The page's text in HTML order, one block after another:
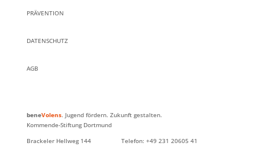
PRÄVENTION
DATENSCHUTZ
AGB
beneVolens. Jugend fördern. Zukunft gestalten.
Kommende-Stiftung Dortmund
Brackeler Hellweg 144 Telefon: +49 231 20605 41